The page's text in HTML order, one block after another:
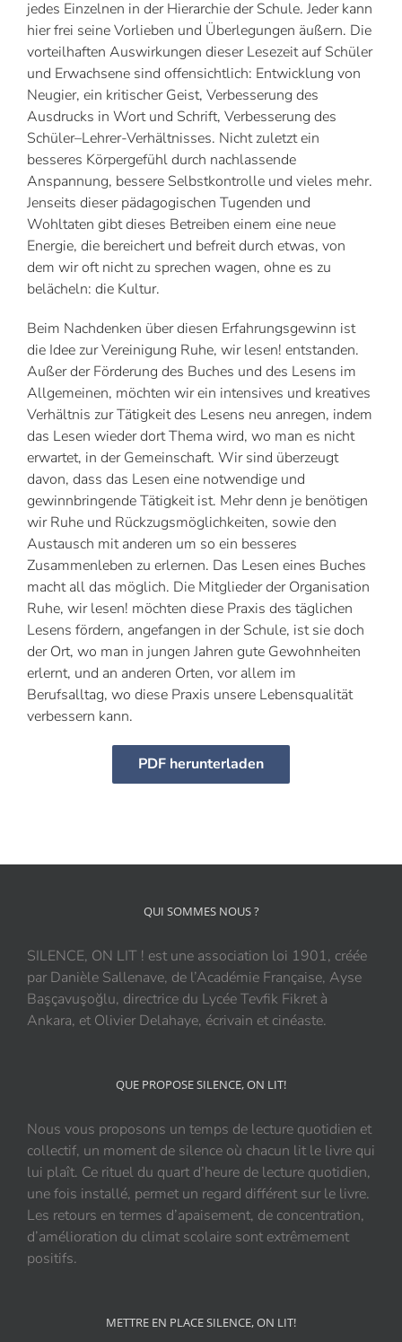
jedes Einzelnen in der Hierarchie der Schule. Jeder kann
hier frei seine Vorlieben und Überlegungen äußern. Die
vorteilhaften Auswirkungen dieser Lesezeit auf Schüler
und Erwachsene sind offensichtlich: Entwicklung von
Neugier, ein kritischer Geist, Verbesserung des
Ausdrucks in Wort und Schrift, Verbesserung des
Schüler–Lehrer-Verhältnisses. Nicht zuletzt ein
besseres Körpergefühl durch nachlassende
Anspannung, bessere Selbstkontrolle und vieles mehr.
Jenseits dieser pädagogischen Tugenden und
Wohltaten gibt dieses Betreiben einem eine neue
Energie, die bereichert und befreit durch etwas, von
dem wir oft nicht zu sprechen wagen, ohne es zu
belächeln: die Kultur.
Beim Nachdenken über diesen Erfahrungsgewinn ist
die Idee zur Vereinigung Ruhe, wir lesen! entstanden.
Außer der Förderung des Buches und des Lesens im
Allgemeinen, möchten wir ein intensives und kreatives
Verhältnis zur Tätigkeit des Lesens neu anregen, indem
das Lesen wieder dort Thema wird, wo man es nicht
erwartet, in der Gemeinschaft. Wir sind überzeugt
davon, dass das Lesen eine notwendige und
gewinnbringende Tätigkeit ist. Mehr denn je benötigen
wir Ruhe und Rückzugsmöglichkeiten, sowie den
Austausch mit anderen um so ein besseres
Zusammenleben zu erlernen. Das Lesen eines Buches
macht all das möglich. Die Mitglieder der Organisation
Ruhe, wir lesen! möchten diese Praxis des täglichen
Lesens fördern, angefangen in der Schule, ist sie doch
der Ort, wo man in jungen Jahren gute Gewohnheiten
erlernt, und an anderen Orten, vor allem im
Berufsalltag, wo diese Praxis unsere Lebensqualität
verbessern kann.
PDF herunterladen
QUI SOMMES NOUS ?
SILENCE, ON LIT ! est une association loi 1901, créée
par Danièle Sallenave, de l’Académie Française, Ayse
Başçavuşoğlu, directrice du Lycée Tevfik Fikret à
Ankara, et Olivier Delahaye, écrivain et cinéaste.
QUE PROPOSE SILENCE, ON LIT!
Nous vous proposons un temps de lecture quotidien et
collectif, un moment de silence où chacun lit le livre qui
lui plaît. Ce rituel du quart d’heure de lecture quotidien,
une fois installé, permet un regard différent sur le livre.
Les retours en termes d’apaisement, de concentration,
d’amélioration du climat scolaire sont extrêmement
positifs.
METTRE EN PLACE SILENCE, ON LIT!